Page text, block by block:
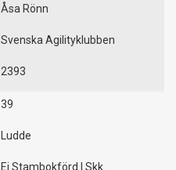
Åsa Rönn
Svenska Agilityklubben
2393
39
Ludde
Ej Stambokförd I Skk